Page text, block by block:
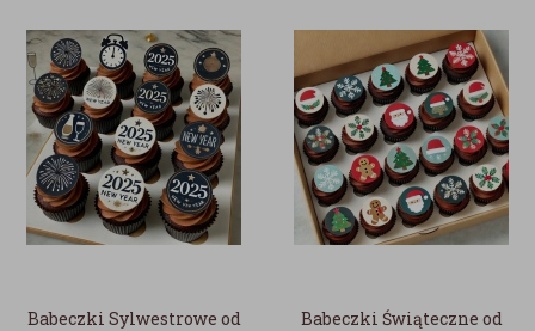
Babeczki Sylwestrowe od
Babeczki Świąteczne od